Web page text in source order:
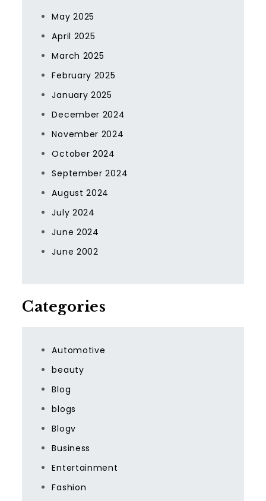
May 2025
April 2025
March 2025
February 2025
January 2025
December 2024
November 2024
October 2024
September 2024
August 2024
July 2024
June 2024
June 2002
Categories
Automotive
beauty
Blog
blogs
Blogv
Business
Entertainment
Fashion